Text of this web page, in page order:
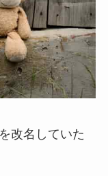
改名していた